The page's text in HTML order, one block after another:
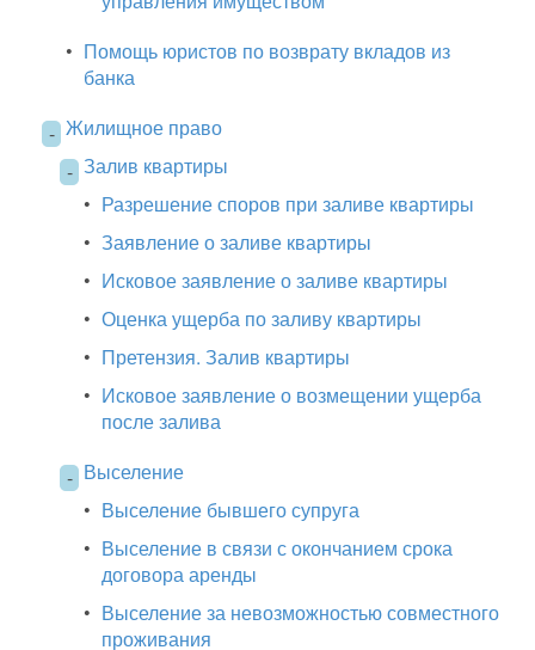
• Помощь юристов по возврату вкладов из
банка
- Жилищное право
- Залив квартиры
• Разрешение споров при заливе квартиры
• Заявление о заливе квартиры
• Исковое заявление о заливе квартиры
• Оценка ущерба по заливу квартиры
• Претензия. Залив квартиры
• Исковое заявление о возмещении ущерба
после залива
- Выселение
• Выселение бывшего супруга
• Выселение в связи с окончанием срока
договора аренды
• Выселение за невозможностью совместного
проживания